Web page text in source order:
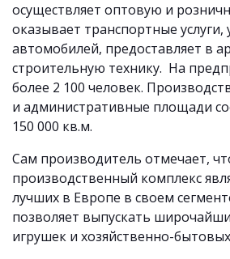
осуществляет оптовую и
оказывает транспортные услуги,
автомобилей, предоставляет в
строительную технику. На
более 2 100 человек.
и административные площади
150 000 кв.м.
Сам производитель отмечает,
производственный комплекс
лучших в Европе в своем
позволяет выпускать
игрушек и хозяйственно-